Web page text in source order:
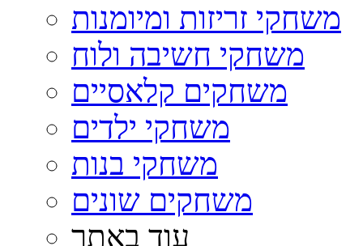
משחקי זריזות ומיומנות
משחקי חשיבה ולוח
משחקים קלאסיים
משחקי ילדים
משחקי בנות
משחקים שונים
עוד באתר